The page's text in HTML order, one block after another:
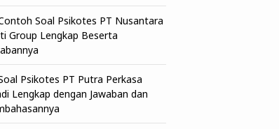
Soal Psikotes PT Nusantara
Group Lengkap Beserta
Psikotes PT Putra Perkasa
Lengkap dengan Jawaban dan